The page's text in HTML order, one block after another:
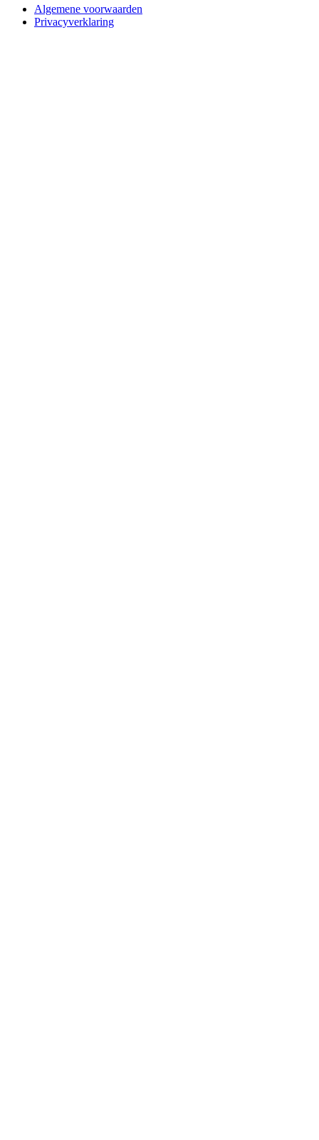
Algemene voorwaarden
Privacyverklaring